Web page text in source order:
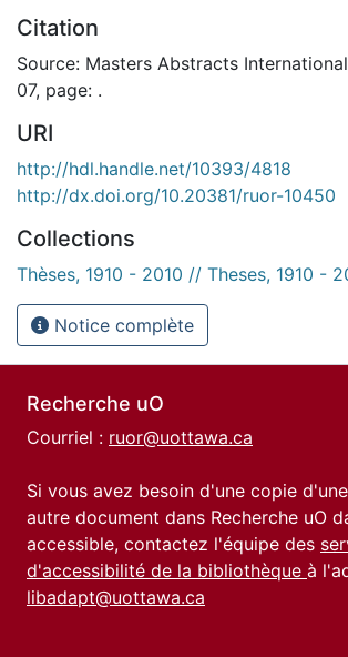
Citation
Source: Masters Abstracts
07, page: .
URI
http://hdl.handle.net/10393/4818
http://dx.doi.org/10.20381/ruor-10450
Collections
Thèses, 1910 - 2010 // Theses, 1910 -
Notice complète
Recherche uO
Courriel : ruor@uottawa.ca
Si vous avez besoin d'une copie
autre document dans Recherche uO
accessible, contactez l'équipe des
d'accessibilité de la bibliothèque à
libadapt@uottawa.ca